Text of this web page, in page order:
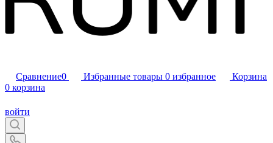
Сравнение0 Избранные товары 0 избранное
Корзина
0 корзина
войти